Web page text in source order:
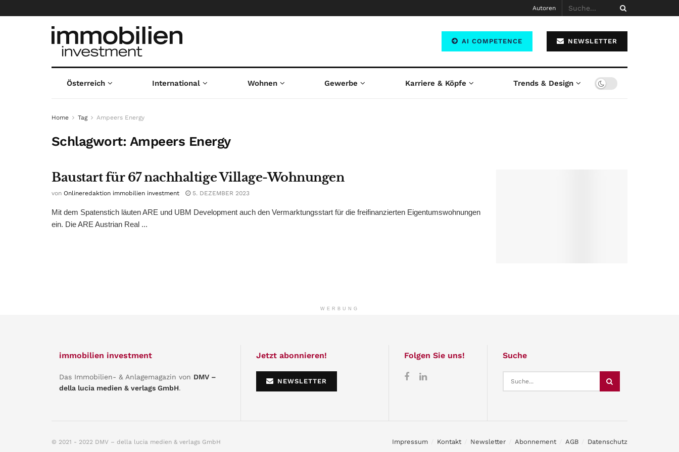
Autoren
AI COMPETENCE NEWSLETTER
Österreich International Wohnen Gewerbe Karriere & Köpfe Trends & Design
Home Tag Ampeers Energy
Schlagwort: Ampeers Energy
Baustart für 67 nachhaltige Village-Wohnungen
von Onlineredaktion immobilien investment 5. DEZEMBER 2023
Mit dem Spatenstich läuten ARE und UBM Development auch den Vermarktungsstart für die freifinanzierten Eigentumswohnungen
ein. Die ARE Austrian Real ...
WERBUNG
immobilien investment
Das Immobilien- & Anlagemagazin von DMV –
della lucia medien & verlags GmbH.
Jetzt abonnieren!
NEWSLETTER
Folgen Sie uns! Suche
Impressum Kontakt Newsletter Abonnement AGB Datenschutz
© 2021 - 2022 DMV – della lucia medien & verlags GmbH